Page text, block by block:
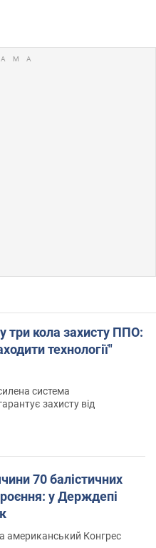
три кола захисту ППО:
технології"
система
захисту від
70 балістичних
у Держдепі
американський Конгрес